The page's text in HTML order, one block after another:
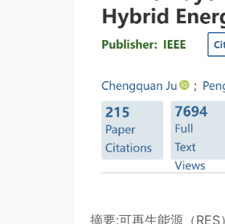
摘要:可再生能源（